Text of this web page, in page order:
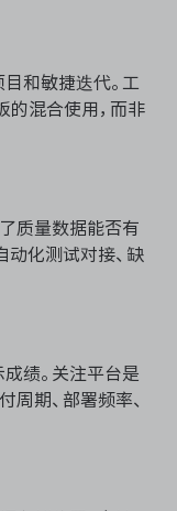
和敏捷迭代。工
的混合使用，而非
质量数据能否有
动化测试对接、缺
绩。关注平台是
期、部署频率、